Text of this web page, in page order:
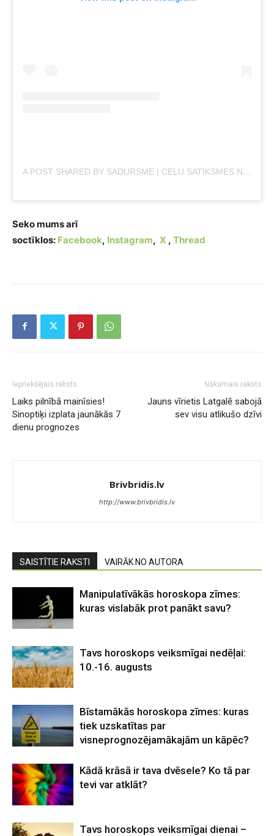
A POST SHARED BY SADURSME | CEĻU SATIKSMES NEGADĪJUMI | DROŠĪBA UZ CEĻA (@SADURSME)
Seko mums arī
soctīklos: Facebook, Instagram, X , Thread
Iepriekšējais raksts
Laiks pilnībā mainīsies!
Sinoptiķi izplata jaunākās 7
dienu prognozes
Nākamais raksts
Jauns vīrietis Latgalē sabojā
sev visu atlikušo dzīvi
Brivbridis.lv
http://www.brivbridis.lv
SAISTĪTIE RAKSTI VAIRĀK NO AUTORA
Manipulatīvākās horoskopa zīmes:
kuras vislabāk prot panākt savu?
Tavs horoskops veiksmīgai nedēļai:
10.-16. augusts
Bīstamākās horoskopa zīmes: kuras
tiek uzskatītas par
visneprognozējamākajām un kāpēc?
Kādā krāsā ir tava dvēsele? Ko tā par
tevi var atklāt?
Tavs horoskops veiksmīgai dienai –